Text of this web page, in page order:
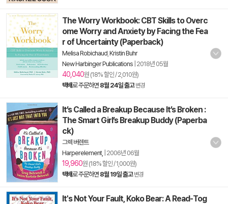
The Worry Workbook: CBT Skills to Overc
ome Worry and Anxiety by Facing the Fea
r of Uncertainty (Paperback)
Melisa Robichaud Kristin Buhr
New Harbinger Publications 2018년 05월
40,040원 (18% 할인 / 2,010원)
택배로 주문하면 8월 24일 출고 변경
It’s Called a Breakup Because It’s Broken :
The Smart Girl’s Breakup Buddy (Paperba
ck)
그렉 버렌트
Harperelement, 2006년 06월
19,960원 (18% 할인 / 1,000원)
택배로 주문하면 8월 19일 출고 변경
It's Not Your Fault, Koko Bear: A Read-Tog